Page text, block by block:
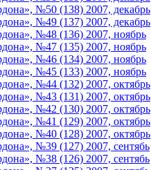
№50 (138) 2007, декабрь
№49 (137) 2007, декабрь
№48 (136) 2007, ноябрь
№47 (135) 2007, ноябрь
№46 (134) 2007, ноябрь
№45 (133) 2007, ноябрь
№44 (132) 2007, октябрь
№43 (131) 2007, октябрь
№42 (130) 2007, октябрь
№41 (129) 2007, октябрь
№40 (128) 2007, октябрь
№39 (127) 2007, сентябь
№38 (126) 2007, сентябь